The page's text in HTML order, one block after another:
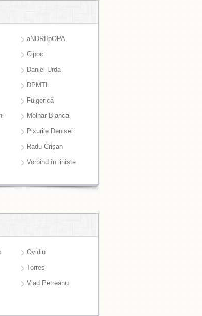
aNDRIIpOPA
Cipoc
Daniel Urda
DPMTL
Fulgerică
Molnar Bianca
Pixurile Denisei
Radu Crișan
Vorbind în liniște
Ovidiu
Torres
Vlad Petreanu